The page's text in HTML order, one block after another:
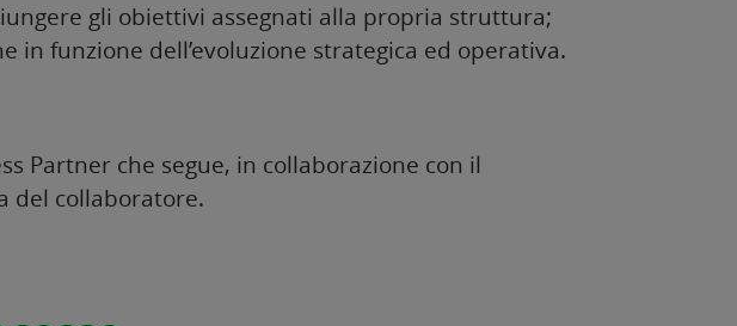
gli obiettivi assegnati alla propria struttura;
in funzione dell’evoluzione strategica ed operativa.
Partner che segue, in collaborazione con il
del collaboratore.